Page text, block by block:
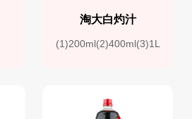
淘大白灼汁
(1)200ml(2)400ml(3)1L